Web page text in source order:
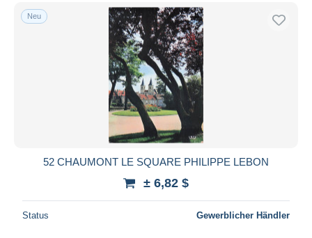
Neu
52 CHAUMONT LE SQUARE PHILIPPE LEBON
± 6,82 $
Status Gewerblicher Händler